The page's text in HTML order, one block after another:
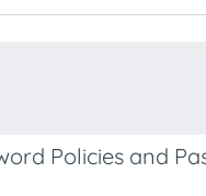
Policies and